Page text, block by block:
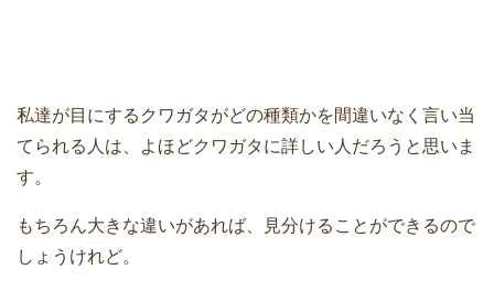
私達が目にするクワガタがどの種類かを間違いなく言い当
てられる人は、よほどクワガタに詳しい人だろうと思いま
す。
もちろん大きな違いがあれば、見分けることができるので
しょうけれど。